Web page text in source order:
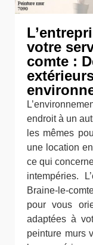
votre
comte :
endroit à un
les mêmes
une location
ce qui
intempéries.
Braine-le-
pour vous
adaptées à
peinture murs